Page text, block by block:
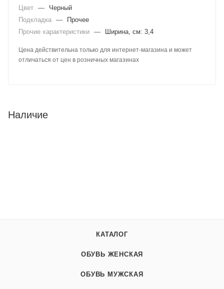
Цвет —
Черный
Подкладка —
Прочее
Прочие характеристики — Ширина, см: 3,4
Цена действительна только для интернет-магазина и может
отличаться от цен в розничных магазинах
Наличие
КАТАЛОГ
ОБУВЬ ЖЕНСКАЯ
ОБУВЬ МУЖСКАЯ